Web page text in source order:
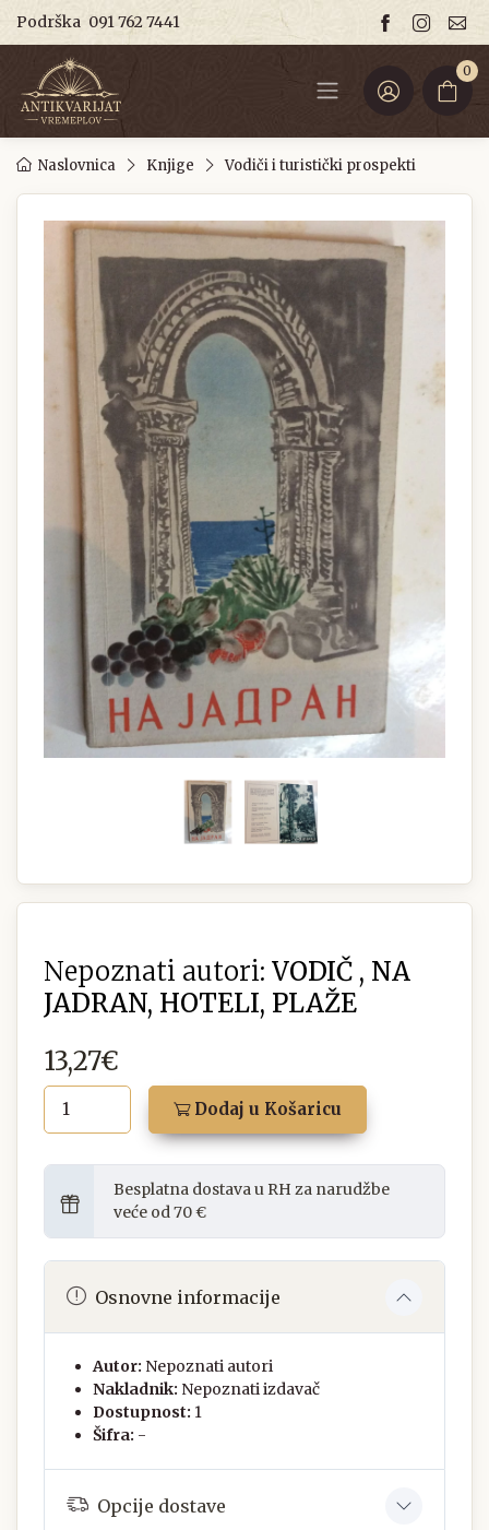
Podrška 091 762 7441
0
Naslovnica Knjige Vodiči i turistički prospekti
Nepoznati autori: VODIČ , NA
JADRAN, HOTELI, PLAŽE
13,27€
Dodaj u Košaricu
Besplatna dostava u RH za narudžbe
veće od 70 €
Osnovne informacije
Autor: Nepoznati autori
Nakladnik: Nepoznati izdavač
Dostupnost: 1
Šifra: -
Opcije dostave